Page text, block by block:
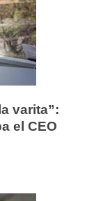
varita”:
el CEO